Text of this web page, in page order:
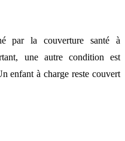
par la couverture santé à
une autre condition est
enfant à charge reste couvert